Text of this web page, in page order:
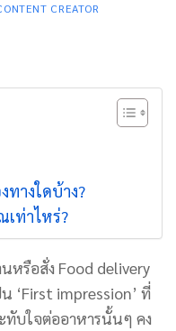
CREATOR
างใดบ้าง?
ท่าไหร่?
หรือสั่ง Food delivery
‘First impression’ ที่
บใจต่ออาหารนั้นๆ คง